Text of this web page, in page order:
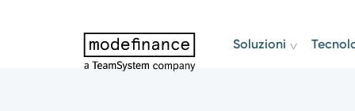
Soluzioni